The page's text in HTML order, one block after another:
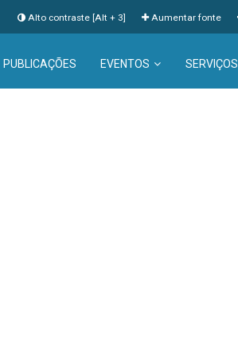
Aumentar fonte
Alto contraste [Alt + 3]
PUBLICAÇÕES EVENTOS SERVIÇOS